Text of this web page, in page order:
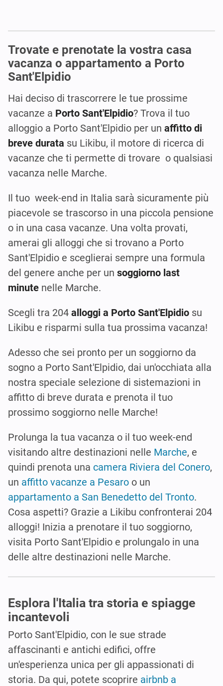
Trovate e prenotate la vostra casa
vacanza o appartamento a Porto
Sant'Elpidio
Hai deciso di trascorrere le tue prossime
vacanze a Porto Sant'Elpidio? Trova il tuo
alloggio a Porto Sant'Elpidio per un affitto di
breve durata su Likibu, il motore di ricerca di
vacanze che ti permette di trovare o qualsiasi
vacanza nelle Marche.
Il tuo week-end in Italia sarà sicuramente più
piacevole se trascorso in una piccola pensione
o in una casa vacanze. Una volta provati,
amerai gli alloggi che si trovano a Porto
Sant'Elpidio e sceglierai sempre una formula
del genere anche per un soggiorno last
minute nelle Marche.
Scegli tra 204 alloggi a Porto Sant'Elpidio su
Likibu e risparmi sulla tua prossima vacanza!
Adesso che sei pronto per un soggiorno da
sogno a Porto Sant'Elpidio, dai un'occhiata alla
nostra speciale selezione di sistemazioni in
affitto di breve durata e prenota il tuo
prossimo soggiorno nelle Marche!
Prolunga la tua vacanza o il tuo week-end
visitando altre destinazioni nelle Marche, e
quindi prenota una camera Riviera del Conero,
un affitto vacanze a Pesaro o un
appartamento a San Benedetto del Tronto.
Cosa aspetti? Grazie a Likibu confronterai 204
alloggi! Inizia a prenotare il tuo soggiorno,
visita Porto Sant'Elpidio e prolungalo in una
delle altre destinazioni nelle Marche.
Esplora l'Italia tra storia e spiagge
incantevoli
Porto Sant'Elpidio, con le sue strade
affascinanti e antichi edifici, offre
un'esperienza unica per gli appassionati di
storia. Da qui, potete scoprire airbnb a